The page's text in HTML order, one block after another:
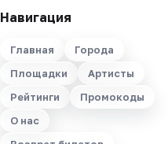
Навигация
Главная
Города
Площадки
Артисты
Рейтинги
Промокоды
О нас